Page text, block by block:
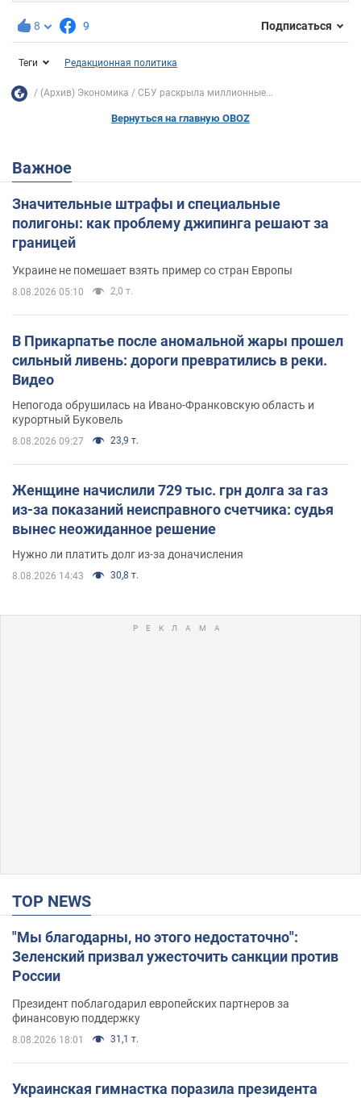
8 9 Подписаться
Теги Редакционная политика
(Архив) Экономика СБУ раскрыла миллионные...
Вернуться на главную OBOZ
Важное
Значительные штрафы и специальные
полигоны: как проблему джипинга решают за
границей
Украине не помешает взять пример со стран Европы
8.08.2026 05:10 2,0 т.
В Прикарпатье после аномальной жары прошел
сильный ливень: дороги превратились в реки.
Видео
Непогода обрушилась на Ивано-Франковскую область и
курортный Буковель
8.08.2026 09:27 23,9 т.
Женщине начислили 729 тыс. грн долга за газ
из-за показаний неисправного счетчика: судья
вынес неожиданное решение
Нужно ли платить долг из-за доначисления
8.08.2026 14:43 30,8 т.
TOP NEWS
"Мы благодарны, но этого недостаточно":
Зеленский призвал ужесточить санкции против
России
Президент поблагодарил европейских партнеров за
финансовую поддержку
8.08.2026 18:01 31,1 т.
Украинская гимнастка поразила президента